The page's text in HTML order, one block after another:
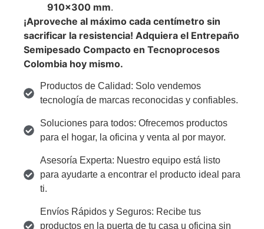
910×300 mm.
¡Aproveche al máximo cada centímetro sin
sacrificar la resistencia! Adquiera el Entrepaño
Semipesado Compacto en Tecnoprocesos
Colombia hoy mismo.
Productos de Calidad: Solo vendemos
tecnología de marcas reconocidas y confiables.
Soluciones para todos: Ofrecemos productos
para el hogar, la oficina y venta al por mayor.
Asesoría Experta: Nuestro equipo está listo
para ayudarte a encontrar el producto ideal para
ti.
Envíos Rápidos y Seguros: Recibe tus
productos en la puerta de tu casa u oficina sin